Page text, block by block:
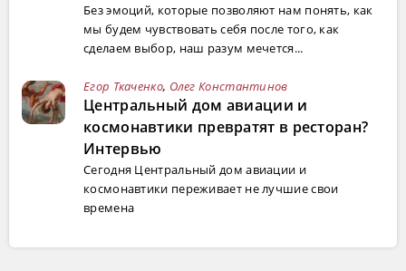
Без эмоций, которые позволяют нам понять, как
мы будем чувствовать себя после того, как
сделаем выбор, наш разум мечется...
Егор Ткаченко, Олег Константинов
Центральный дом авиации и
космонавтики превратят в ресторан?
Интервью
Сегодня Центральный дом авиации и
космонавтики переживает не лучшие свои
времена